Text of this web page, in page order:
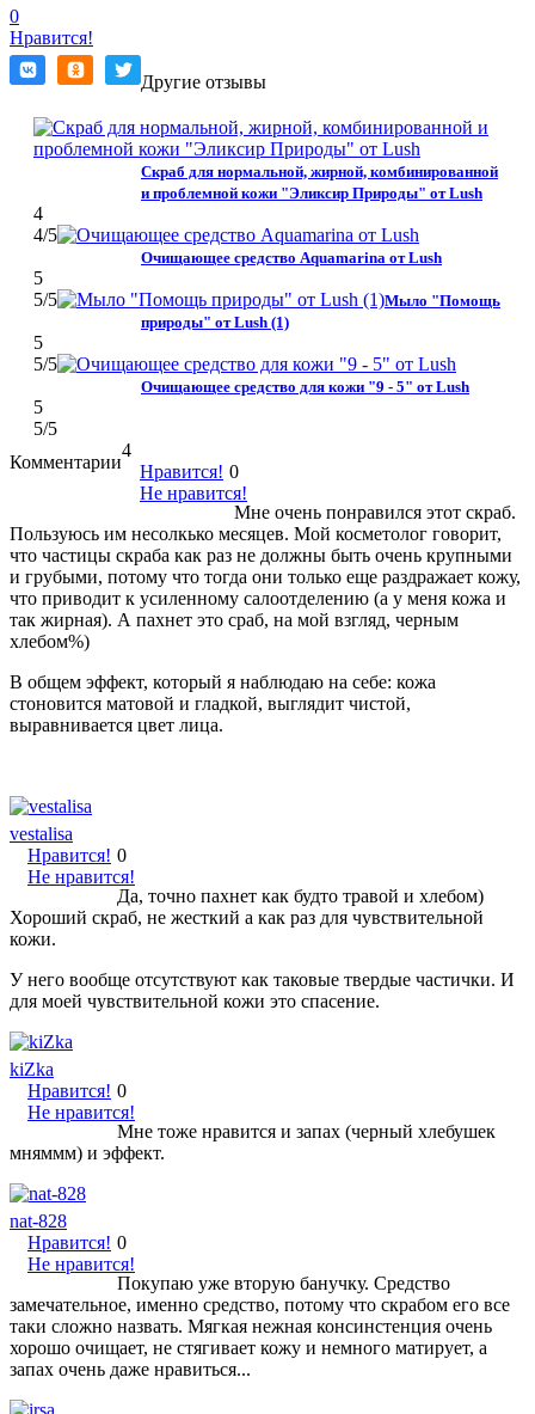
0
Нравится!
Другие отзывы
Скраб для нормальной, жирной, комбинированной
и проблемной кожи "Эликсир Природы" от Lush
4
4/5
Очищающее средство Aquamarina от Lush
5
5/5
Мыло "Помощь
природы" от Lush (1)
5
5/5
Очищающее средство для кожи "9 - 5" от Lush
5
5/5
Комментарии
4
Нравится!
Не нравится!
0
Мне очень понравился этот скраб.
Пользуюсь им несолкько месяцев. Мой косметолог говорит,
что частицы скраба как раз не должны быть очень крупными
и грубыми, потому что тогда они только еще раздражает кожу,
что приводит к усиленному салоотделению (а у меня кожа и
так жирная). А пахнет это сраб, на мой взгляд, черным
хлебом%)
В общем эффект, который я наблюдаю на себе: кожа
стоновится матовой и гладкой, выглядит чистой,
выравнивается цвет лица.
vestalisa
Нравится!
Не нравится!
0
Да, точно пахнет как будто травой и хлебом)
Хороший скраб, не жесткий а как раз для чувствительной
кожи.
У него вообще отсутствуют как таковые твердые частички. И
для моей чувствительной кожи это спасение.
kiZka
Нравится!
Не нравится!
0
Мне тоже нравится и запах (черный хлебушек
мняммм) и эффект.
nat-828
Нравится!
Не нравится!
0
Покупаю уже вторую банучку. Средство
замечательное, именно средство, потому что скрабом его все
таки сложно назвать. Мягкая нежная консинстенция очень
хорошо очищает, не стягивает кожу и немного матирует, а
запах очень даже нравиться...